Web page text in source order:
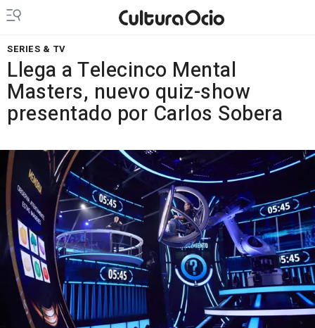
SERIES & TV
Llega a Telecinco Mental
Masters, nuevo quiz-show
presentado por Carlos Sobera